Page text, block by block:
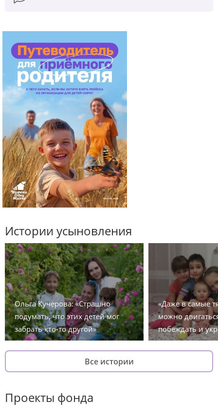
Истории усыновления
Ольга Кучерова: «Страшно
подумать, что этих детей мог
забрать кто-то другой»
«Даже в самые
можно
побеждать и
Все истории
Проекты фонда